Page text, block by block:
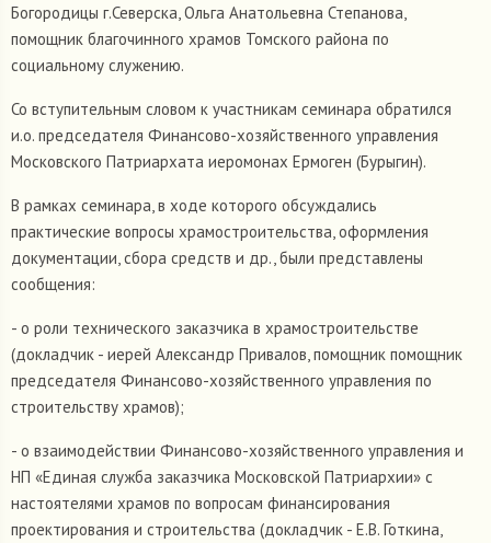
Богородицы г.Северска, Ольга Анатольевна Степанова,
помощник благочинного храмов Томского района по
социальному служению.
Со вступительным словом к участникам семинара обратился
и.о. председателя Финансово-хозяйственного управления
Московского Патриархата иеромонах Ермоген (Бурыгин).
В рамках семинара, в ходе которого обсуждались
практические вопросы храмостроительства, оформления
документации, сбора средств и др., были представлены
сообщения:
- о роли технического заказчика в храмостроительстве
(докладчик - иерей Александр Привалов, помощник помощник
председателя Финансово-хозяйственного управления по
строительству храмов);
- о взаимодействии Финансово-хозяйственного управления и
НП «Единая служба заказчика Московской Патриархии» с
настоятелями храмов по вопросам финансирования
проектирования и строительства (докладчик - Е.В. Готкина,